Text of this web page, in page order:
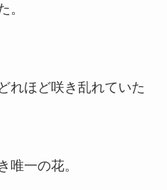
。
れほど咲き乱れていた
唯一の花。